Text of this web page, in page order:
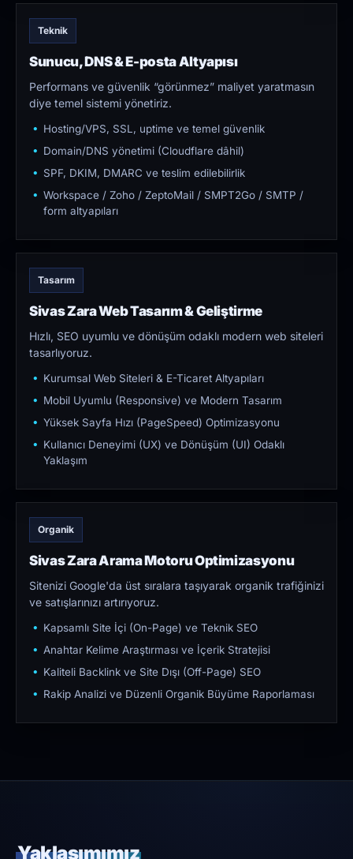
Teknik
Sunucu, DNS & E-posta Altyapısı
Performans ve güvenlik “görünmez” maliyet yaratmasın
diye temel sistemi yönetiriz.
Hosting/VPS, SSL, uptime ve temel güvenlik
Domain/DNS yönetimi (Cloudflare dâhil)
SPF, DKIM, DMARC ve teslim edilebilirlik
Workspace / Zoho / ZeptoMail / SMPT2Go / SMTP /
form altyapıları
Tasarım
Sivas Zara Web Tasarım & Geliştirme
Hızlı, SEO uyumlu ve dönüşüm odaklı modern web siteleri
tasarlıyoruz.
Kurumsal Web Siteleri & E-Ticaret Altyapıları
Mobil Uyumlu (Responsive) ve Modern Tasarım
Yüksek Sayfa Hızı (PageSpeed) Optimizasyonu
Kullanıcı Deneyimi (UX) ve Dönüşüm (UI) Odaklı
Yaklaşım
Organik
Sivas Zara Arama Motoru Optimizasyonu
Sitenizi Google'da üst sıralara taşıyarak organik trafiğinizi
ve satışlarınızı artırıyoruz.
Kapsamlı Site İçi (On-Page) ve Teknik SEO
Anahtar Kelime Araştırması ve İçerik Stratejisi
Kaliteli Backlink ve Site Dışı (Off-Page) SEO
Rakip Analizi ve Düzenli Organik Büyüme Raporlaması
Yaklaşımımız